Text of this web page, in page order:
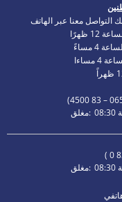
4500)
الإضافية
مغلق:
)
الإضافية
مغلق: